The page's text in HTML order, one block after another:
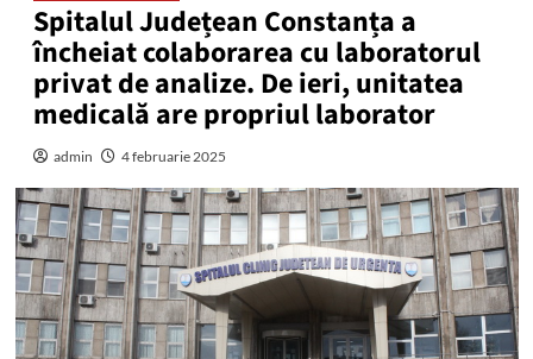
Spitalul Județean Constanța a
încheiat colaborarea cu laboratorul
privat de analize. De ieri, unitatea
medicală are propriul laborator
admin 4 februarie 2025